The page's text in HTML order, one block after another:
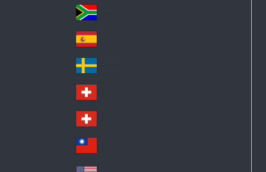
ov
ak
ia
So
ut
h
Af
ric
a
Sp
ai
n
S
w
ed
en
S
wi
tz
erl
an
S
wi
tz
Ta